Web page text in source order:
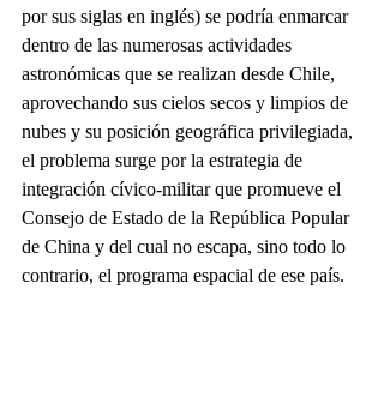
por sus siglas en inglés) se podría enmarcar
dentro de las numerosas actividades
astronómicas que se realizan desde Chile,
aprovechando sus cielos secos y limpios de
nubes y su posición geográfica privilegiada,
el problema surge por la estrategia de
integración cívico-militar que promueve el
Consejo de Estado de la República Popular
de China y del cual no escapa, sino todo lo
contrario, el programa espacial de ese país.